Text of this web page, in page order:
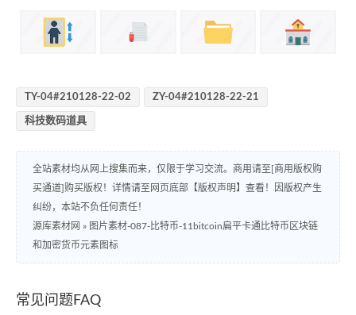
TY-04#210128-22-02 ZY-04#210128-22-21
科技数码道具
全站素材均从网上搜集而来，仅限于学习交流。商用请至[商用版权购
买通道]购买版权！详情请至网页底部【版权声明】查看！因版权产生
纠纷，本站不负任何责任！
源库素材网 » 图片素材-087-比特币-11bitcoin扁平卡通比特币区块链
和加密货币元素图标
常见问题FAQ